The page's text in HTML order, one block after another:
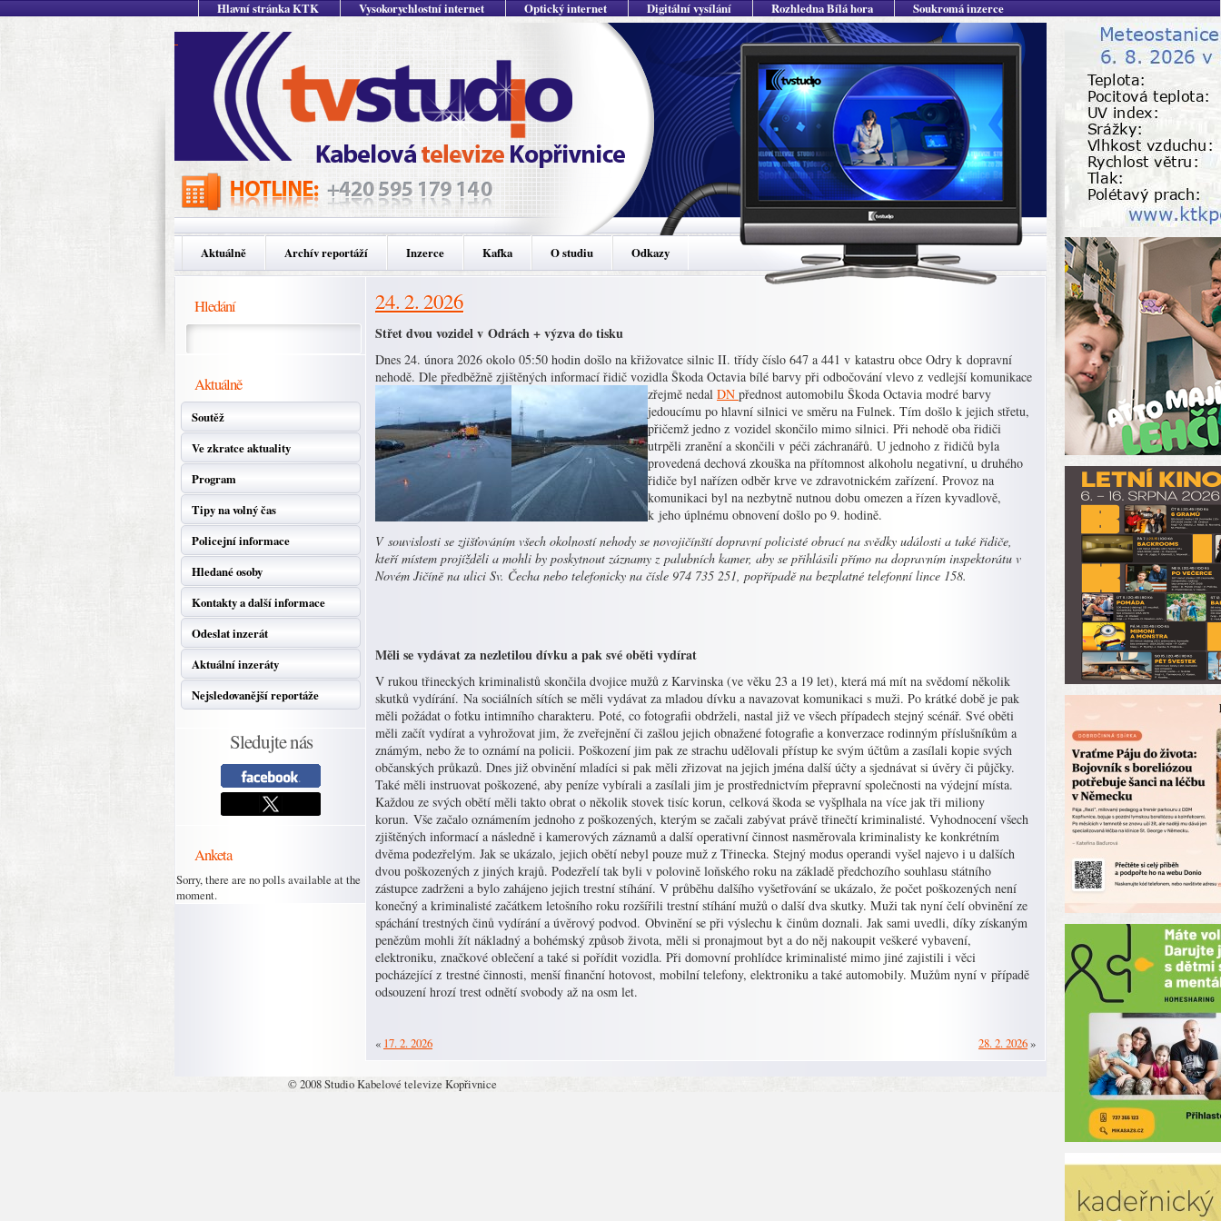
Hlavní stránka KTK Vysokorychlostní internet Optický internet Digitální vysílání Rozhledna Bílá hora Soukromá inzerce
Aktuálně Archív reportáží Inzerce Kafka O studiu Odkazy
Hledání
Aktuálně
Soutěž
Ve zkratce aktuality
Program
Tipy na volný čas
Policejní informace
Hledané osoby
Kontakty a další informace
Odeslat inzerát
Aktuální inzeráty
Nejsledovanější reportáže
Sledujte nás
Anketa
Sorry, there are no polls available at the
moment.
24. 2. 2026
Střet dvou vozidel v Odrách + výzva do tisku
Dnes 24. února 2026 okolo 05:50 hodin došlo na křižovatce silnic II. třídy číslo 647 a 441 v katastru obce Odry k dopravní
nehodě. Dle předběžně zjištěných informací řidič vozidla Škoda Octavia bílé barvy při odbočování vlevo z vedlejší komunikace
zřejmě nedal DN přednost automobilu Škoda Octavia modré barvy
jedoucímu po hlavní silnici ve směru na Fulnek. Tím došlo k jejich střetu,
přičemž jedno z vozidel skončilo mimo silnici. Při nehodě oba řidiči
utrpěli zranění a skončili v péči záchranářů. U jednoho z řidičů byla
provedená dechová zkouška na přítomnost alkoholu negativní, u druhého
řidiče byl nařízen odběr krve ve zdravotnickém zařízení. Provoz na
komunikaci byl na nezbytně nutnou dobu omezen a řízen kyvadlově,
k jeho úplnému obnovení došlo po 9. hodině.
V souvislosti se zjišťováním všech okolností nehody se novojičínští dopravní policisté obrací na svědky události a také řidiče,
kteří místem projížděli a mohli by poskytnout záznamy z palubních kamer, aby se přihlásili přímo na dopravním inspektorátu v
Novém Jičíně na ulici Sv. Čecha nebo telefonicky na čísle 974 735 251, popřípadě na bezplatné telefonní lince 158.
Měli se vydávat za nezletilou dívku a pak své oběti vydírat
V rukou třineckých kriminalistů skončila dvojice mužů z Karvinska (ve věku 23 a 19 let), která má mít na svědomí několik
skutků vydírání. Na sociálních sítích se měli vydávat za mladou dívku a navazovat komunikaci s muži. Po krátké době je pak
měli požádat o fotku intimního charakteru. Poté, co fotografii obdrželi, nastal již ve všech případech stejný scénář. Své oběti
měli začít vydírat a vyhrožovat jim, že zveřejnění či zašlou jejich obnažené fotografie a konverzace rodinným příslušníkům a
známým, nebo že to oznámí na policii. Poškození jim pak ze strachu udělovali přístup ke svým účtům a zasílali kopie svých
občanských průkazů. Dnes již obvinění mladíci si pak měli zřizovat na jejich jména další účty a sjednávat si úvěry či půjčky.
Také měli instruovat poškozené, aby peníze vybírali a zasílali jim je prostřednictvím přepravní společnosti na výdejní místa.
Každou ze svých obětí měli takto obrat o několik stovek tisíc korun, celková škoda se vyšplhala na více jak tři miliony
korun. Vše začalo oznámením jednoho z poškozených, kterým se začali zabývat právě třinečtí kriminalisté. Vyhodnocení všech
zjištěných informací a následně i kamerových záznamů a další operativní činnost nasměrovala kriminalisty ke konkrétním
dvěma podezřelým. Jak se ukázalo, jejich obětí nebyl pouze muž z Třinecka. Stejný modus operandi vyšel najevo i u dalších
dvou poškozených z jiných krajů. Podezřelí tak byli v polovině loňského roku na základě předchozího souhlasu státního
zástupce zadrženi a bylo zahájeno jejich trestní stíhání. V průběhu dalšího vyšetřování se ukázalo, že počet poškozených není
konečný a kriminalisté začátkem letošního roku rozšířili trestní stíhání mužů o další dva skutky. Muži tak nyní čelí obvinění ze
spáchání trestných činů vydírání a úvěrový podvod. Obvinění se při výslechu k činům doznali. Jak sami uvedli, díky získaným
penězům mohli žít nákladný a bohémský způsob života, měli si pronajmout byt a do něj nakoupit veškeré vybavení,
elektroniku, značkové oblečení a také si pořídit vozidla. Při domovní prohlídce kriminalisté mimo jiné zajistili i věci
pocházející z trestné činnosti, menší finanční hotovost, mobilní telefony, elektroniku a také automobily. Mužům nyní v případě
odsouzení hrozí trest odnětí svobody až na osm let.
« 17. 2. 2026 28. 2. 2026»
© 2008 Studio Kabelové televize Kopřivnice